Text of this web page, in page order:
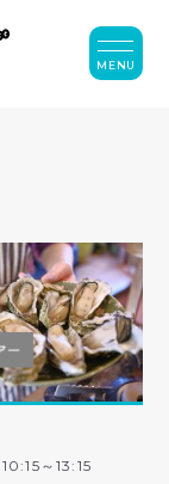
～13:15
MENU